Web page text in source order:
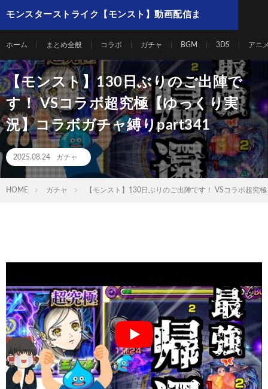
モンスターストライク【モンスト】動画配信ま
ホーム まとめ全般 コラボ ガチャ BGM 3DS アニ
【モンスト】130日ぶりのご出陣で
す！ VSコラボ超究極【ゆっくり実
況】コラボガチャ縛りpart341
2025.08.24 ガチャ
HOME ガチャ 【モンスト】130日ぶりのご出陣です！ VSコラボ超究